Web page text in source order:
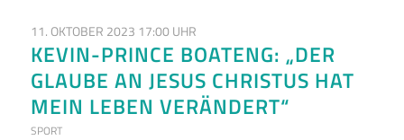
11. OKTOBER 2023 17:00 UHR
KEVIN-PRINCE BOATENG: „DER
GLAUBE AN JESUS CHRISTUS HAT
MEIN LEBEN VERÄNDERT“
SPORT